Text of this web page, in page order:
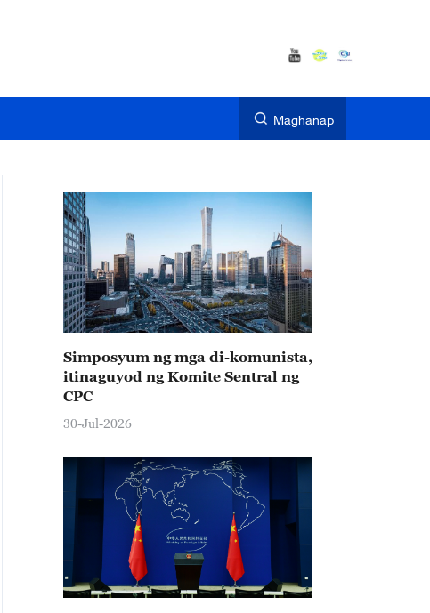
Maghanap
Simposyum ng mga di-komunista,
itinaguyod ng Komite Sentral ng
CPC
30-Jul-2026